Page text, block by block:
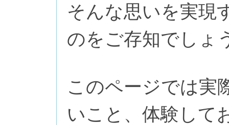
そんな思いを実現
のをご存知でしょ
このページでは実
いこと、体験して